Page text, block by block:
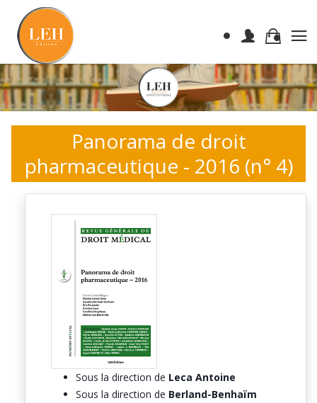
Panorama de droit
pharmaceutique - 2016 (n° 4)
Sous la direction de Leca Antoine
Sous la direction de Berland-Benhaïm